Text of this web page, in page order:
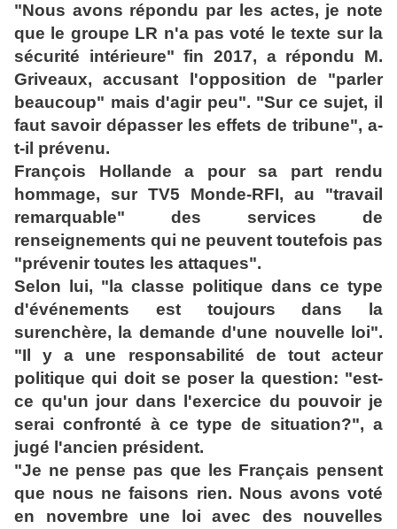
"Nous avons répondu par les actes, je note
que le groupe LR n'a pas voté le texte sur la
sécurité intérieure" fin 2017, a répondu M.
Griveaux, accusant l'opposition de "parler
beaucoup" mais d'agir peu". "Sur ce sujet, il
faut savoir dépasser l es effets de tribune", a-
t-il prévenu.
François Hollande a pour sa part rendu
hommage, sur TV5 Monde-RFI, au "travail
remarquable" des services de
renseignements qui ne peuvent toutefois pas
"prévenir toutes les attaques".
Selon lui, "la classe politique dans ce type
d'événements est toujours dans la
surenchère, la demande d'une nouvelle loi".
"Il y a une responsabilité de tout acteur
politique qui doit se poser la question: "est-
ce qu'un jour dans l'exercice du pouvoir je
serai confronté à ce type de situation?", a
jugé l'ancien président.
"Je ne pense pas que les Français pensent
que nous ne faisons rien. Nous avons voté
en novembre une loi avec des nouvelles